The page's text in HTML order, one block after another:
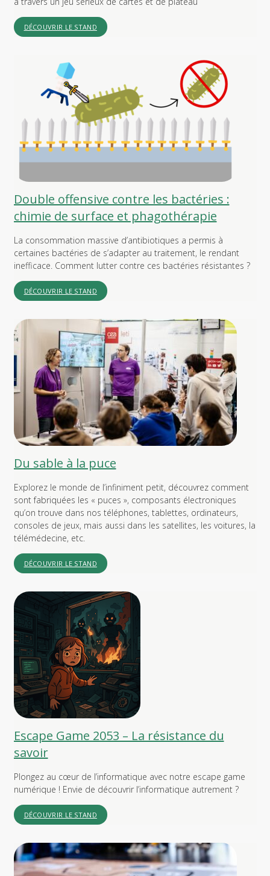
DÉCOUVRIR LE STAND
Double offensive contre les bactéries :
chimie de surface et phagothérapie
La consommation massive d’antibiotiques a permis à
certaines bactéries de s’adapter au traitement, le rendant
inefficace. Comment lutter contre ces bactéries résistantes ?
DÉCOUVRIR LE STAND
Du sable à la puce
Explorez le monde de l’infiniment petit, découvrez comment
sont fabriquées les « puces », composants électroniques
qu’on trouve dans nos téléphones, tablettes, ordinateurs,
consoles de jeux, mais aussi dans les satellites, les voitures, la
télémédecine, etc.
DÉCOUVRIR LE STAND
Escape Game 2053 – La résistance du
savoir
Plongez au cœur de l’informatique avec notre escape game
numérique ! Envie de découvrir l’informatique autrement ?
DÉCOUVRIR LE STAND